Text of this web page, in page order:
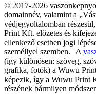
© 2017-2026
domainnév, valamint a
védjegyoltalomban
Print Kft. előzetes és
ellenkező esetben jogi
személlyel szemben. | A
(így különösen: szöveg,
grafika, fotók) a Wuwu
képezik, így a Wuwu Print
részének bármilyen